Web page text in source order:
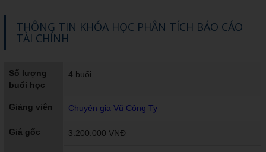
THÔNG TIN KHÓA HỌC PHÂN TÍCH BÁO CÁO
TÀI CHÍNH
Số lượng
buổi học
4 buổi
Giảng viên Chuyên gia Vũ Công Ty
Giá gốc 3.200.000 VNĐ